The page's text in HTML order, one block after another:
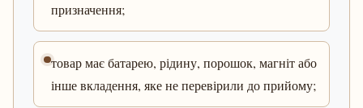
призначення;
товар має батарею, рідину, порошок, магніт або
інше вкладення, яке не перевірили до прийому;